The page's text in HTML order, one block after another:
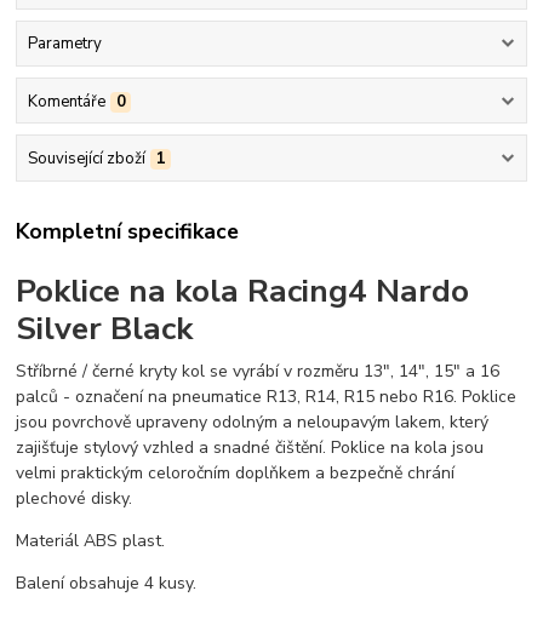
Parametry
Komentáře 0
Související zboží 1
Kompletní specifikace
Poklice na kola Racing4 Nardo
Silver Black
Stříbrné / černé kryty kol se vyrábí v rozměru 13", 14", 15" a 16
palců - označení na pneumatice R13, R14, R15 nebo R16. Poklice
jsou povrchově upraveny odolným a neloupavým lakem, který
zajišťuje stylový vzhled a snadné čištění. Poklice na kola jsou
velmi praktickým celoročním doplňkem a bezpečně chrání
plechové disky.
Materiál ABS plast.
Balení obsahuje 4 kusy.